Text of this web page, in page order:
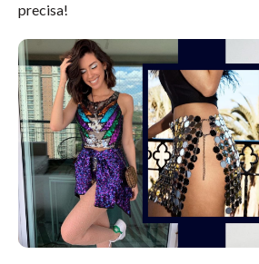
precisa!